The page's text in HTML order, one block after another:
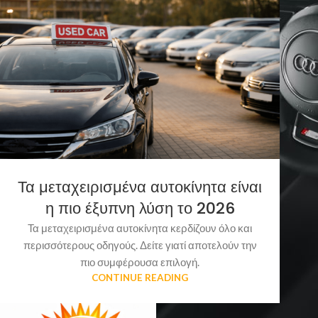
Τα μεταχειρισμένα αυτοκίνητα είναι
η πιο έξυπνη λύση το 2026
Τα μεταχειρισμένα αυτοκίνητα κερδίζουν όλο και
περισσότερους οδηγούς. Δείτε γιατί αποτελούν την
πιο συμφέρουσα επιλογή.
CONTINUE READING